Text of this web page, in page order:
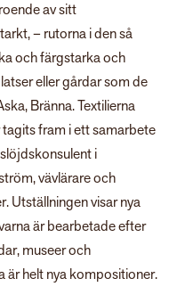
av sitt
– rutorna i den så
och färgstarka och
eller gårdar som de
Bränna. Textilierna
fram i ett samarbete
i
vävlärare och
Utställningen visar nya
är bearbetade efter
museer och
är helt nya kompositioner.